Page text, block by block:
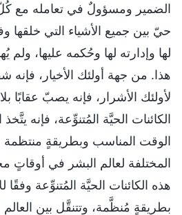
الضمير ومسؤولٌ في تعامله مع
حيّ بين جميع الأشياء التي خلقها
لها وإدارته لها وحُكمه عليها،
هذا. من جهة أولئك الأخيار،
لأولئك الأشرار، فإنه يصبّ عقابًا
الكائنات الحيَّة المُتنوِّعة، فإنه
الوقت المناسب وبطريقةٍ منتظمة
المختلفة لعالم البشر في أوقاتٍ
هذه الكائنات الحيَّة المُتنوِّعة وفقًا
بطريقةٍ مُنظَّمة، وتتنقَّل بين العالم